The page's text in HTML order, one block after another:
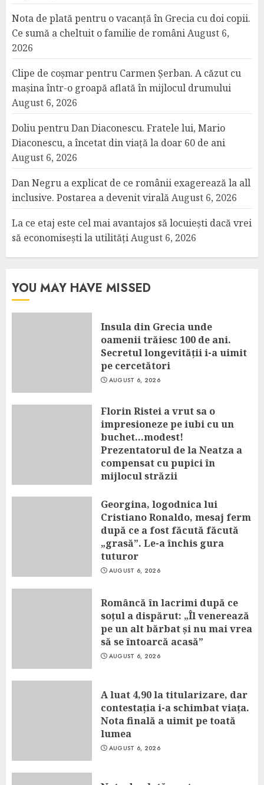
Nota de plată pentru o vacanță în Grecia cu doi copii.
Ce sumă a cheltuit o familie de româniAugust 6,
2026
Clipe de coșmar pentru Carmen Șerban. A căzut cu
mașina într-o groapă aflată în mijlocul drumului
August 6, 2026
Doliu pentru Dan Diaconescu. Fratele lui, Mario
Diaconescu, a încetat din viață la doar 60 de ani
August 6, 2026
Dan Negru a explicat de ce românii exagerează la all
inclusive. Postarea a devenit viralăAugust 6, 2026
La ce etaj este cel mai avantajos să locuiești dacă vrei
să economisești la utilitățiAugust 6, 2026
YOU MAY HAVE MISSED
Insula din Grecia unde
oamenii trăiesc 100 de ani.
Secretul longevității i-a uimit
pe cercetători
AUGUST 6, 2026
Florin Ristei a vrut sa o
impresioneze pe iubi cu un
buchet…modest!
Prezentatorul de la Neatza a
compensat cu pupici în
mijlocul străzii
Georgina, logodnica lui
Cristiano Ronaldo, mesaj ferm
după ce a fost făcută făcută
„grasă”. Le-a închis gura
tuturor
AUGUST 6, 2026
Româncă în lacrimi după ce
soțul a dispărut: „Îl venerează
pe un alt bărbat și nu mai vrea
să se întoarcă acasă”
AUGUST 6, 2026
A luat 4,90 la titularizare, dar
contestația i-a schimbat viața.
Nota finală a uimit pe toată
lumea
AUGUST 6, 2026